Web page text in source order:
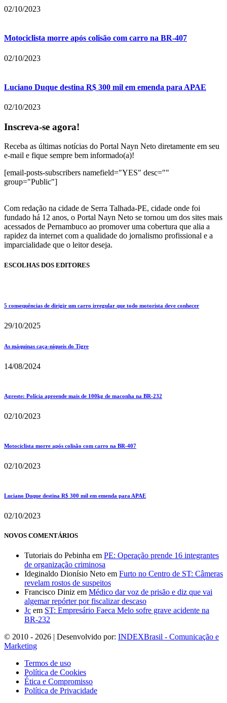
02/10/2023
Motociclista morre após colisão com carro na BR-407
02/10/2023
Luciano Duque destina R$ 300 mil em emenda para APAE
02/10/2023
Inscreva-se agora!
Receba as últimas notícias do Portal Nayn Neto diretamente em seu
e-mail e fique sempre bem informado(a)!
[email-posts-subscribers namefield="YES" desc=""
group="Public"]
Com redação na cidade de Serra Talhada-PE, cidade onde foi
fundado há 12 anos, o Portal Nayn Neto se tornou um dos sites mais
acessados de Pernambuco ao promover uma cobertura que alia a
rapidez da internet com a qualidade do jornalismo profissional e a
imparcialidade que o leitor deseja.
ESCOLHAS DOS EDITORES
5 consequências de dirigir um carro irregular que todo motorista deve conhecer
29/10/2025
As máquinas caça-níqueis do Tigre
14/08/2024
Agreste: Polícia apreende mais de 100kg de maconha na BR-232
02/10/2023
Motociclista morre após colisão com carro na BR-407
02/10/2023
Luciano Duque destina R$ 300 mil em emenda para APAE
02/10/2023
NOVOS COMENTÁRIOS
Tutoriais do Pebinha em PE: Operação prende 16 integrantes
de organização criminosa
Ideginaldo Dionísio Neto em Furto no Centro de ST: Câmeras
revelam rostos de suspeitos
Francisco Diniz em Médico dar voz de prisão e diz que vai
algemar repórter por fiscalizar descaso
Jc em ST: Empresário Faeca Melo sofre grave acidente na
BR-232
© 2010 - 2026 | Desenvolvido por: INDEXBrasil - Comunicação e
Marketing
Termos de uso
Política de Cookies
Ética e Compromisso
Política de Privacidade